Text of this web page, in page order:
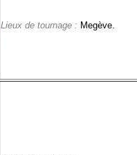
Lieux de tournage : Megève.